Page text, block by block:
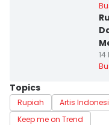
14
Topics
Rupiah Artis
Keep me on Trend